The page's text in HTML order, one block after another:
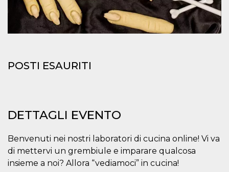
POSTI ESAURITI
DETTAGLI EVENTO
Benvenuti nei nostri laboratori di cucina online! Vi va
di mettervi un grembiule e imparare qualcosa
insieme a noi? Allora “vediamoci” in cucina!
m
Stripe
m.stripe.com
1 anno 1
mese
Questo cookie
viene
generalmente
utilizzato per le
oooh.events
settimane
viene utilizzato
Cookie-
Script.com per
ricordare le